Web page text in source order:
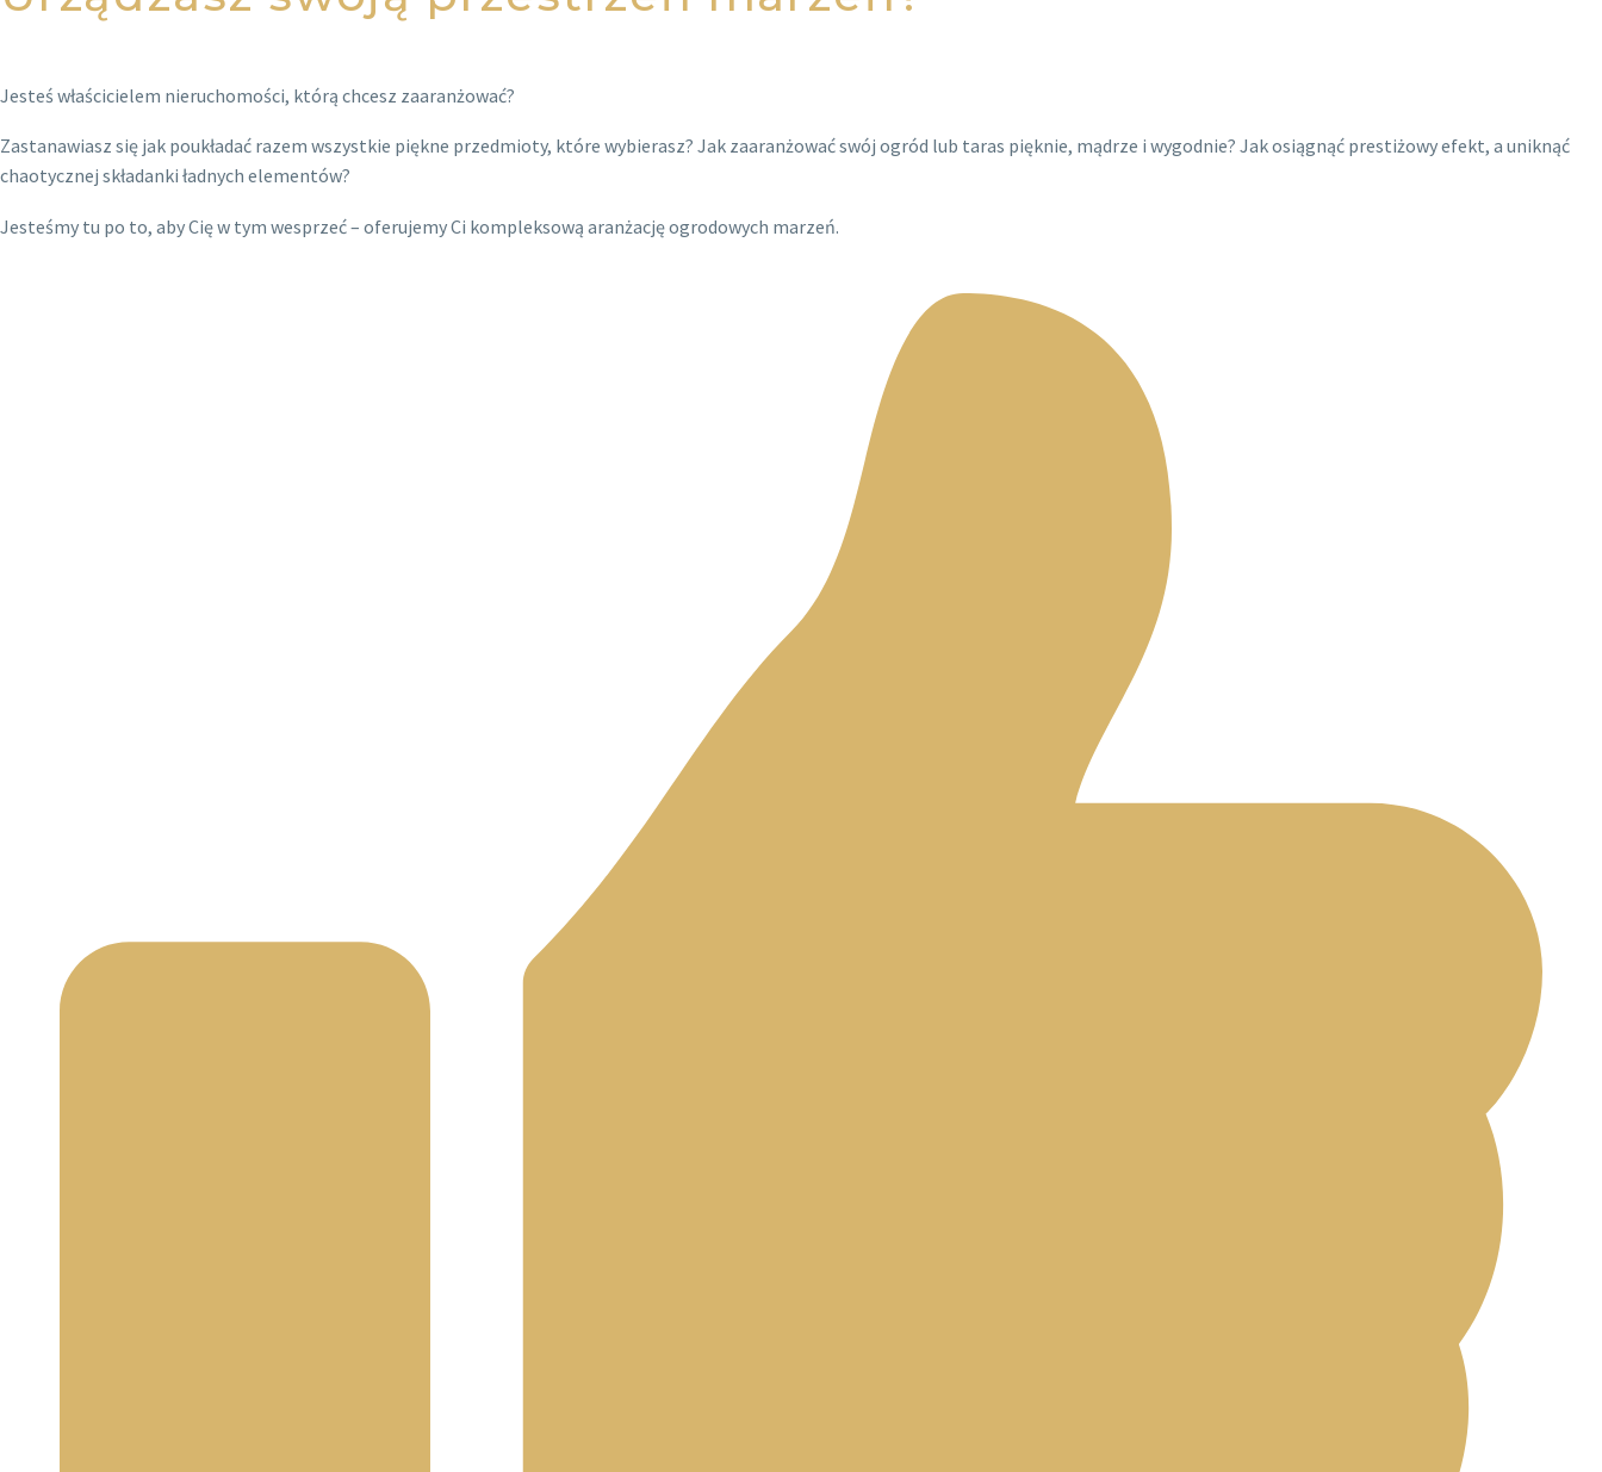
Jesteś właścicielem nieruchomości, którą chcesz zaaranżować?
Zastanawiasz się jak poukładać razem wszystkie piękne przedmioty, które wybierasz? Jak zaaranżować swój ogród lub taras pięknie, mądrze i wygodnie? Jak osiągnąć prestiżowy efekt, a uniknąć
chaotycznej składanki ładnych elementów?
Jesteśmy tu po to, aby Cię w tym wesprzeć – oferujemy Ci kompleksową aranżację ogrodowych marzeń.